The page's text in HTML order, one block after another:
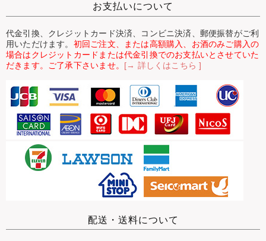
お支払いについて
代金引換、クレジットカード決済、コンビニ決済、郵便振替がご利
用いただけます。 初回ご注文、または高額購入、お酒のみご購入の
場合はクレジットカードまたは代金引換でのお支払いとさせていた
だきます。ご了承下さいませ。 [→ 詳しくはこちら ]
配送・送料について